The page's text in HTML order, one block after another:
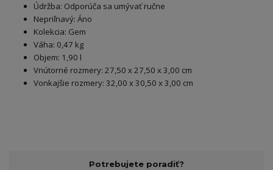
Údržba: Odporúča sa umývať ručne
Nepriľnavý: Áno
Kolekcia: Gem
Váha: 0,47 kg
Objem: 1,90 l
Vnútorné rozmery: 27,50 x 27,50 x 3,00 cm
Vonkajšie rozmery: 32,00 x 30,50 x 3,00 cm
Potrebujete poradiť?